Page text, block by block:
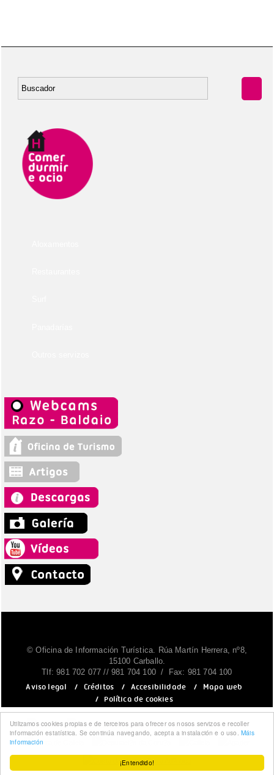
¡Entendido!
Utilizamos cookies propias e de terceiros para ofrecer os nosos servizos e recoller
información estatística. Se continúa navegando, acepta a instalación e o uso.Máis
información
© Oficina de Información Turística. Rúa Martín Herrera, nº8,
15100 Carballo.
Tlf: 981 702 077 // 981 704 100 / Fax: 981 704 100
Aviso legal / Créditos / Accesibilidade /
Mapa web
/ Política de cookies